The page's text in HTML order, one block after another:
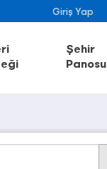
Giriş Yap
Şehir
Panosu